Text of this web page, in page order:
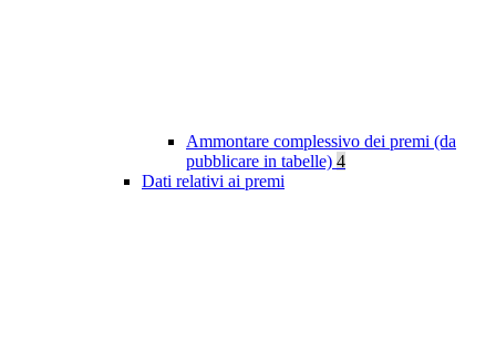
Ammontare complessivo dei premi (da
pubblicare in tabelle) 4
Dati relativi ai premi